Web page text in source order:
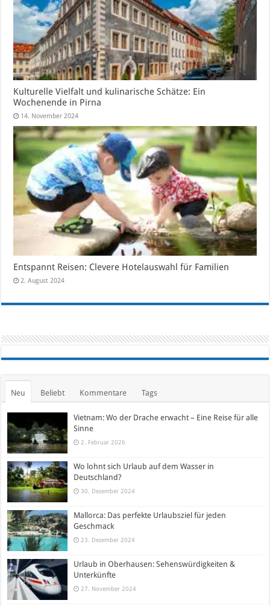
Kulturelle Vielfalt und kulinarische Schätze: Ein
Wochenende in Pirna
14. November 2024
Entspannt Reisen: Clevere Hotelauswahl für Familien
2. August 2024
Neu Beliebt Kommentare Tags
Vietnam: Wo der Drache erwacht – Eine Reise für alle
Sinne
2. Februar 2026
Wo lohnt sich Urlaub auf dem Wasser in
Deutschland?
30. Dezember 2024
Mallorca: Das perfekte Urlaubsziel für jeden
Geschmack
23. Dezember 2024
Urlaub in Oberhausen: Sehenswürdigkeiten &
Unterkünfte
27. November 2024